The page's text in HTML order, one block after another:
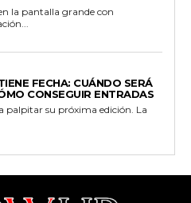
la pantalla grande con
FECHA: CUÁNDO SERÁ
CONSEGUIR ENTRADAS
palpitar su próxima edición. La